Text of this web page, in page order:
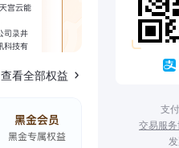
查看全部权益
支
交易服